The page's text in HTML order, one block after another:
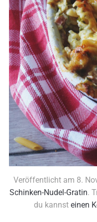
Veröffentlicht am 8.
Schinken-Nudel-Gratin.
du kannst einen